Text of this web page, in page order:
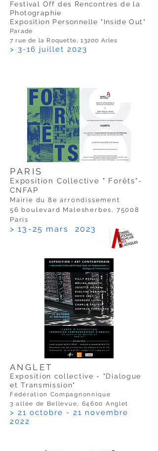
Festival Off des Rencontres de la
Photographie
Exposition Personnelle "Inside Out"
Parade
7 rue de la Roquette, 13200 Arles
> 3-16 juillet 2023
PARIS
Exposition Collective " Forêts"-
CNFAP
Mairie du 8e arrondissement
56 boulevard Malesherbes, 75008
Paris
> 13-25 mars 2023
ANGLET
Exposition collective - "Dialogue
et Transmission"
Fédération Compagnonnique
3 allée de Bellevue, 64600 Anglet
> 21 octobre - 21 novembre
2022